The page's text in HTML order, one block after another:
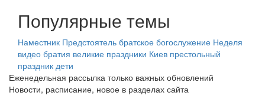
Популярные темы
Наместник Предстоятель братское богослужение Неделя
видео братия великие праздники Киев престольный
праздник дети
Еженедельная рассылка только важных обновлений
Новости, расписание, новое в разделах сайта